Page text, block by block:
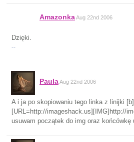
AmazonkaAug 22nd 2006
Dzięki.
--
PaulaAug 22nd 2006
A i ja po skopiowaniu tego linka z linijki
[URL=http://imageshack.us][IMG]http://
usuwam początek do img oraz